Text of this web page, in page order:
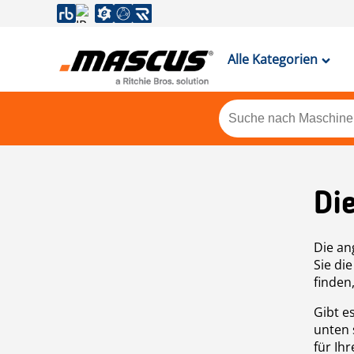
Alle Kategorien
Die
Sie
Gibt
unten
für